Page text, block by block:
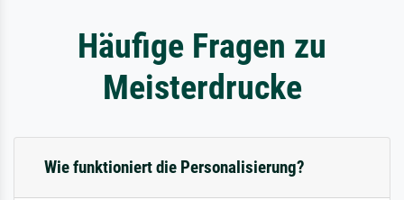
Häufige Fragen zu
Meisterdrucke
Wie funktioniert die Personalisierung?